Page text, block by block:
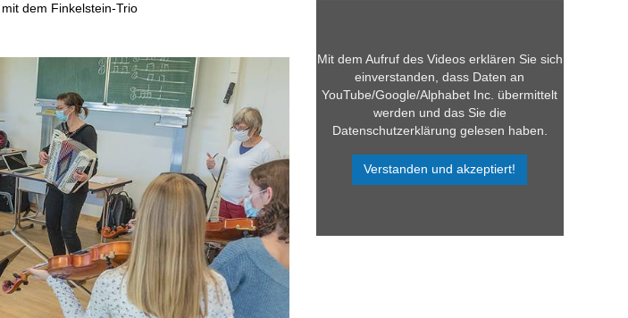
dem Finkelstein-Trio
Mit dem Aufruf des Videos erklären Sie sich
einverstanden, dass Daten an
YouTube/Google/Alphabet Inc. übermittelt
werden und das Sie die
Datenschutzerklärung gelesen haben.
Verstanden und akzeptiert!